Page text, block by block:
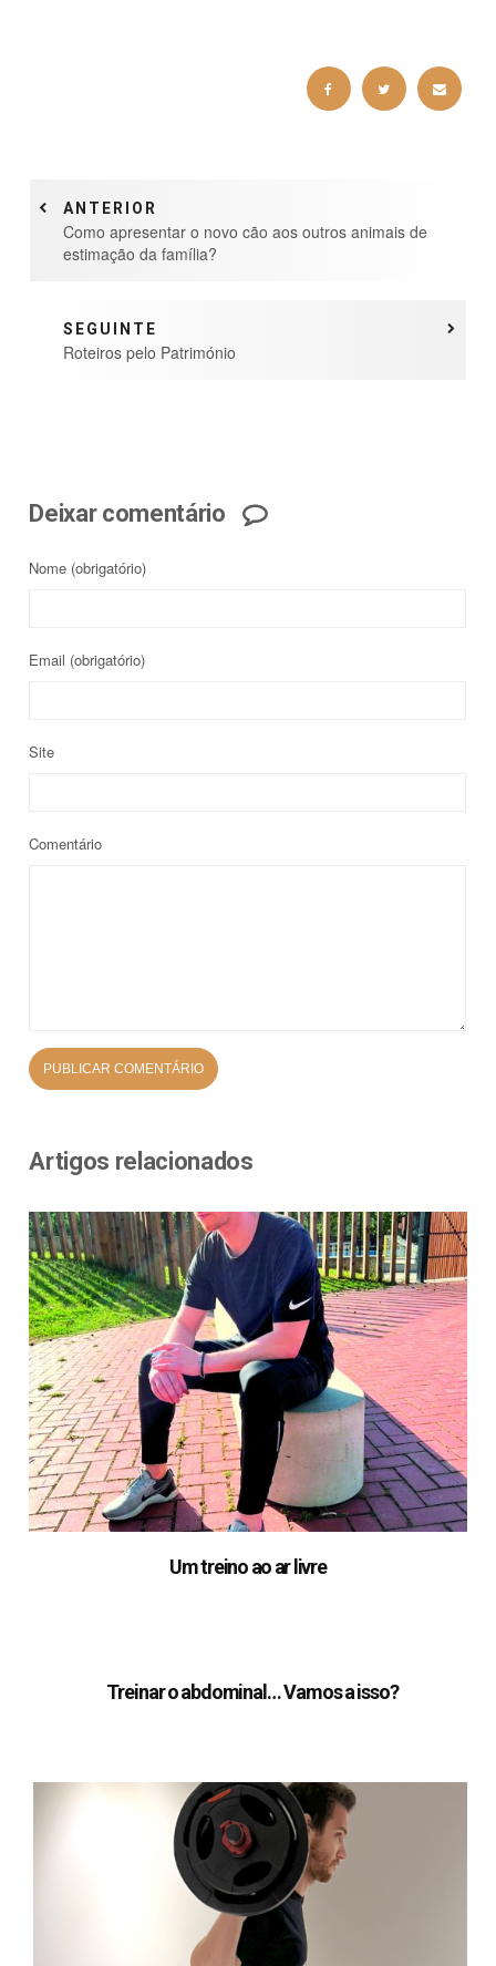
ANTERIOR
Como apresentar o novo cão aos outros animais de
estimação da família?
SEGUINTE
Roteiros pelo Património
Deixar comentário
Nome (obrigatório)
Email (obrigatório)
Site
Comentário
Artigos relacionados
Um treino ao ar livre
Treinar o abdominal… Vamos a isso?